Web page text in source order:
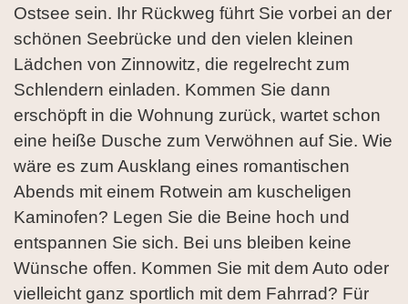
Ostsee sein. Ihr Rückweg führt Sie vorbei an der
schönen Seebrücke und den vielen kleinen
Lädchen von Zinnowitz, die regelrecht zum
Schlendern einladen. Kommen Sie dann
erschöpft in die Wohnung zurück, wartet schon
eine heiße Dusche zum Verwöhnen auf Sie. Wie
wäre es zum Ausklang eines romantischen
Abends mit einem Rotwein am kuscheligen
Kaminofen? Legen Sie die Beine hoch und
entspannen Sie sich. Bei uns bleiben keine
Wünsche offen. Kommen Sie mit dem Auto oder
vielleicht ganz sportlich mit dem Fahrrad? Für